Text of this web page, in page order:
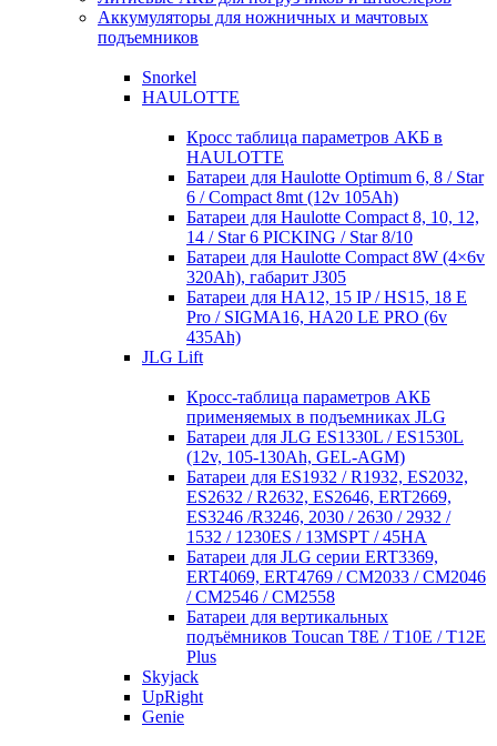
Аккумуляторы для ножничных и мачтовых
подъемников
Snorkel
HAULOTTE
Кросc таблица параметров АКБ в
HAULOTTE
Батареи для Haulotte Optimum 6, 8 / Star
6 / Compact 8mt (12v 105Ah)
Батареи для Haulotte Compact 8, 10, 12,
14 / Star 6 PICKING / Star 8/10
Батареи для Haulotte Compact 8W (4×6v
320Ah), габарит J305
Батареи для HA12, 15 IP / HS15, 18 E
Pro / SIGMA16, HA20 LE PRO (6v
435Ah)
JLG Lift
Кросc-таблица параметров АКБ
применяемых в подъемниках JLG
Батареи для JLG ES1330L / ES1530L
(12v, 105-130Ah, GEL-AGM)
Батареи для ES1932 / R1932, ES2032,
ES2632 / R2632, ES2646, ERT2669,
ES3246 /R3246, 2030 / 2630 / 2932 /
1532 / 1230ES / 13MSPT / 45HA
Батареи для JLG серии ERT3369,
ERT4069, ERT4769 / CM2033 / CM2046
/ CM2546 / CM2558
Батареи для вертикальных
подъёмников Toucan T8E / T10E / T12E
Plus
Skyjack
UpRight
Genie